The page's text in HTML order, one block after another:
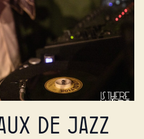
de jazz